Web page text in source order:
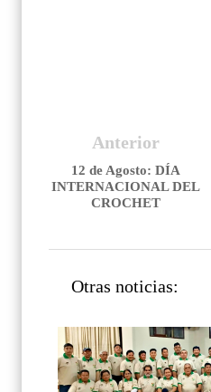
Anterior
12 de Agosto: DÍA
INTERNACIONAL DEL
CROCHET
Otras noticias: